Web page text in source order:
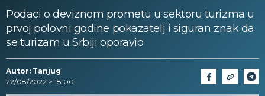
Podaci o deviznom prometu u sektoru turizma u
prvoj polovni godine pokazatelj i siguran znak da
se turizam u Srbiji oporavio
Autor: Tanjug
22/08/2022 > 18:00